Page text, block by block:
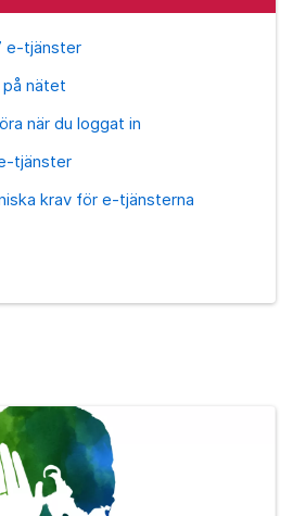
e-tjänster
nätet
när du loggat in
tjänster
krav för e-tjänsterna